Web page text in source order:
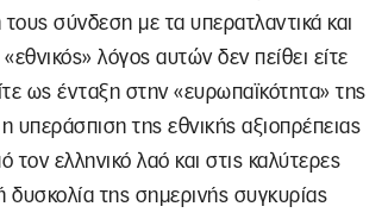
σύνδεση με τα υπερατλαντικά και
λόγος αυτών δεν πείθει είτε
ως ένταξη στην «ευρωπαϊκότητα» της
υπεράσπιση της εθνικής αξιοπρέπειας
ελληνικό λαό και στις καλύτερες
δυσκολία της σημερινής συγκυρίας